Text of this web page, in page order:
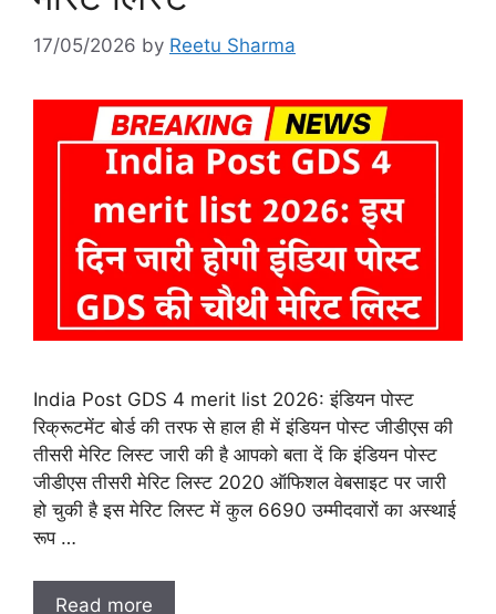
17/05/2026 by Reetu Sharma
India Post GDS 4 merit list 2026: इंडियन पोस्ट
रिक्रूटमेंट बोर्ड की तरफ से हाल ही में इंडियन पोस्ट जीडीएस की
तीसरी मेरिट लिस्ट जारी की है आपको बता दें कि इंडियन पोस्ट
जीडीएस तीसरी मेरिट लिस्ट 2020 ऑफिशल वेबसाइट पर जारी
हो चुकी है इस मेरिट लिस्ट में कुल 6690 उम्मीदवारों का अस्थाई
रूप …
Read more